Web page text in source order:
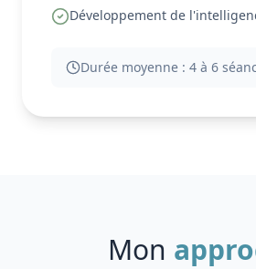
Développement de
Durée moyenne : 4 à 6
Mon